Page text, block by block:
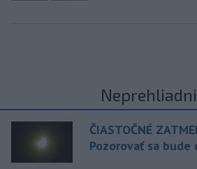
ČIASTOČNÉ
Pozorovať sa bude